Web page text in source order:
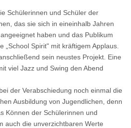
Schülerinnen und Schüler der
das sie sich in eineinhalb Jahren
haben und das Publikum
„School Spirit" mit kräftigem Applaus.
sein neustes Projekt. Eine
viel Jazz und Swing den Abend
der Verabschiedung noch einmal die
Ausbildung von Jugendlichen, denn
Können der Schülerinnen und
auch die unverzichtbaren Werte